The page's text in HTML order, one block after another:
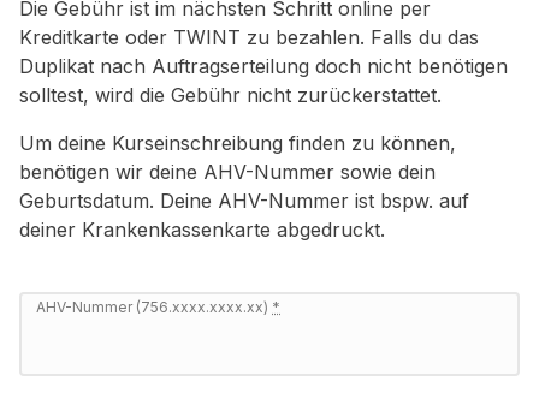
Die Gebühr ist im nächsten Schritt online per
Kreditkarte oder TWINT zu bezahlen. Falls du das
Duplikat nach Auftragserteilung doch nicht benötigen
solltest, wird die Gebühr nicht zurückerstattet.
Um deine Kurseinschreibung finden zu können,
benötigen wir deine AHV-Nummer sowie dein
Geburtsdatum. Deine AHV-Nummer ist bspw. auf
deiner Krankenkassenkarte abgedruckt.
AHV-Nummer (756.xxxx.xxxx.xx) *